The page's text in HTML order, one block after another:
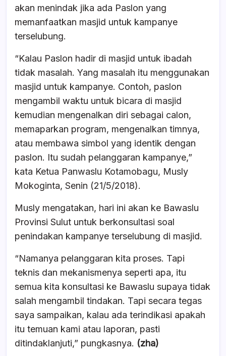
akan menindak jika ada Paslon yang
memanfaatkan masjid untuk kampanye
terselubung.
“Kalau Paslon hadir di masjid untuk ibadah
tidak masalah. Yang masalah itu menggunakan
masjid untuk kampanye. Contoh, paslon
mengambil waktu untuk bicara di masjid
kemudian mengenalkan diri sebagai calon,
memaparkan program, mengenalkan timnya,
atau membawa simbol yang identik dengan
paslon. Itu sudah pelanggaran kampanye,”
kata Ketua Panwaslu Kotamobagu, Musly
Mokoginta, Senin (21/5/2018).
Musly mengatakan, hari ini akan ke Bawaslu
Provinsi Sulut untuk berkonsultasi soal
penindakan kampanye terselubung di masjid.
“Namanya pelanggaran kita proses. Tapi
teknis dan mekanismenya seperti apa, itu
semua kita konsultasi ke Bawaslu supaya tidak
salah mengambil tindakan. Tapi secara tegas
saya sampaikan, kalau ada terindikasi apakah
itu temuan kami atau laporan, pasti
ditindaklanjuti,” pungkasnya. (zha)